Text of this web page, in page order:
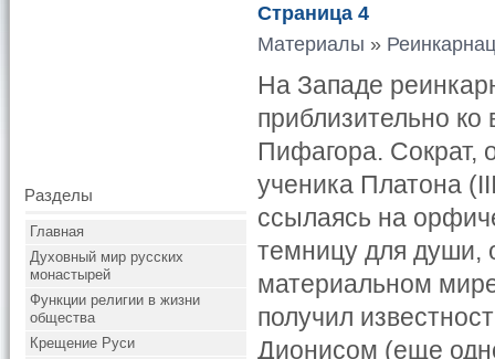
Разделы
Главная
Духовный мир русских
монастырей
Функции религии в жизни
общества
Крещение Руси
Страница 4
Материалы »
На Западе
приблизительно
Пифагора. Сократ,
ученика Платона
ссылаясь на
темницу для души,
материальном
получил
Дионисом (еще